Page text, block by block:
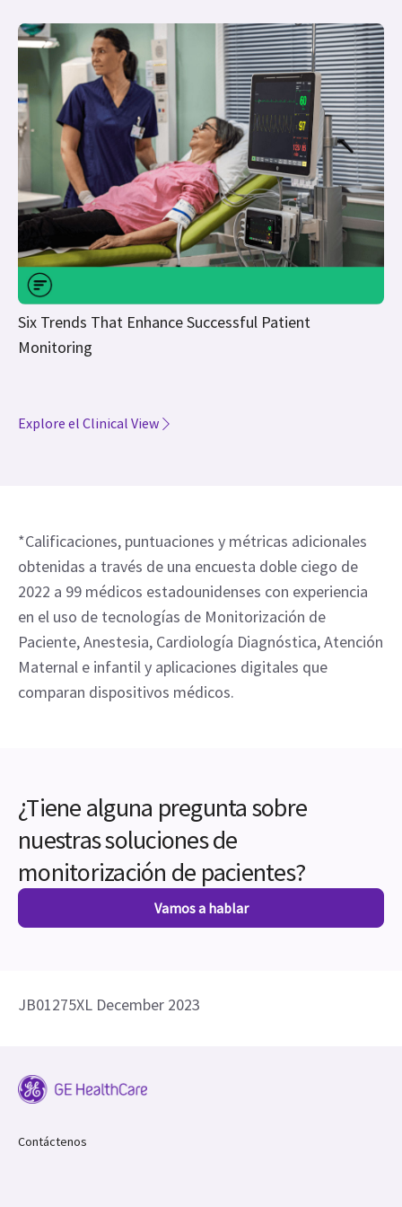
Six Trends That Enhance Successful Patient
Monitoring
Explore el Clinical View
*Calificaciones, puntuaciones y métricas adicionales
obtenidas a través de una encuesta doble ciego de
2022 a 99 médicos estadounidenses con experiencia
en el uso de tecnologías de Monitorización de
Paciente, Anestesia, Cardiología Diagnóstica, Atención
Maternal e infantil y aplicaciones digitales que
comparan dispositivos médicos.
¿Tiene alguna pregunta sobre
nuestras soluciones de
monitorización de pacientes?
Vamos a hablar
JB01275XL December 2023
Contáctenos